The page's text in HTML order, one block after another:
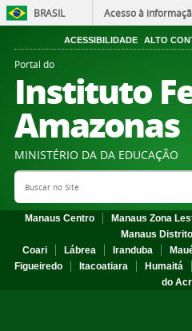
BRASIL Acesso à
ACESSIBILIDADE ALTO
Portal do
Instituto
Amazonas
MINISTÉRIO DA DA EDUCAÇÃO
Search Site
Manaus Centro Manaus Zona
Manaus
Coari
Lábrea Iranduba
Figueiredo
Itacoatiara Humaitá
do